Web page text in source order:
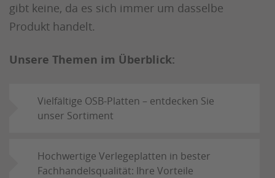
gibt keine, da es sich immer um dasselbe
Produkt handelt.
Unsere Themen im Überblick:
Vielfältige OSB-Platten – entdecken Sie
unser Sortiment
Hochwertige Verlegeplatten in bester
Fachhandelsqualität: Ihre Vorteile